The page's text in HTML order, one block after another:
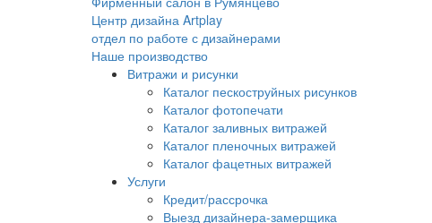
Центр дизайна Artplay
отдел по работе с дизайнерами
Наше производство
Витражи и рисунки
Каталог пескоструйных рисунков
Каталог фотопечати
Каталог заливных витражей
Каталог пленочных витражей
Каталог фацетных витражей
Услуги
Кредит/рассрочка
Выезд дизайнера-замерщика